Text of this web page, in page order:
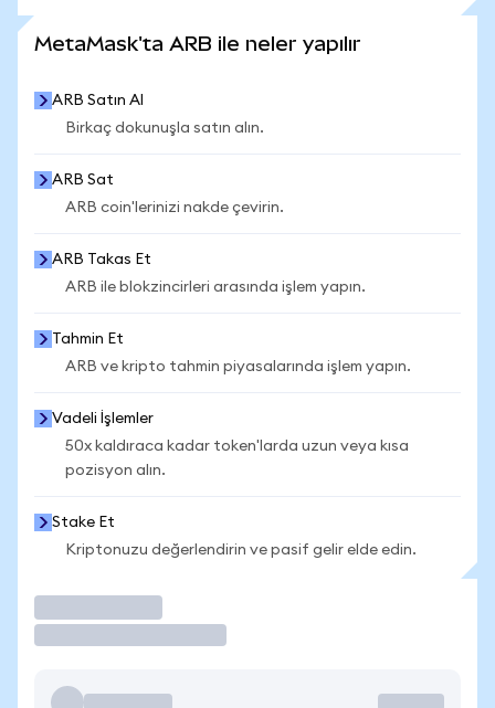
MetaMask'ta ARB ile neler yapılır
ARB Satın Al
Birkaç dokunuşla satın alın.
ARB Sat
ARB coin'lerinizi nakde çevirin.
ARB Takas Et
ARB ile blokzincirleri arasında işlem yapın.
Tahmin Et
ARB ve kripto tahmin piyasalarında işlem yapın.
Vadeli İşlemler
50x kaldıraca kadar token'larda uzun veya kısa
pozisyon alın.
Stake Et
Kriptonuzu değerlendirin ve pasif gelir elde edin.